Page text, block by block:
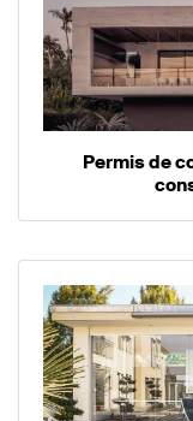
Permis de